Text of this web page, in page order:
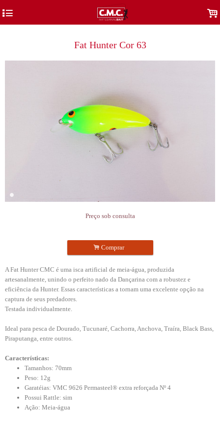
4 .
Fat Hunter Cor 63
Preço sob consulta
. Comprar
A Fat Hunter CMC é uma isca artificial de meia-água, produzida
artesanalmente, unindo o perfeito nado da Dançarina com a robustez e
eficiência da Hunter. Essas características a tornam uma excelente opção na
captura de seus predadores.
Testada individualmente.
Ideal para pesca de Dourado, Tucunaré, Cachorra, Anchova, Traíra, Black Bass,
Piraputanga, entre outros.
Características:
Tamanhos: 70mm
Peso: 12g
Garatéias: VMC 9626 Permasteel® extra reforçada Nº 4
Possui Rattle: sim
Ação: Meia-água